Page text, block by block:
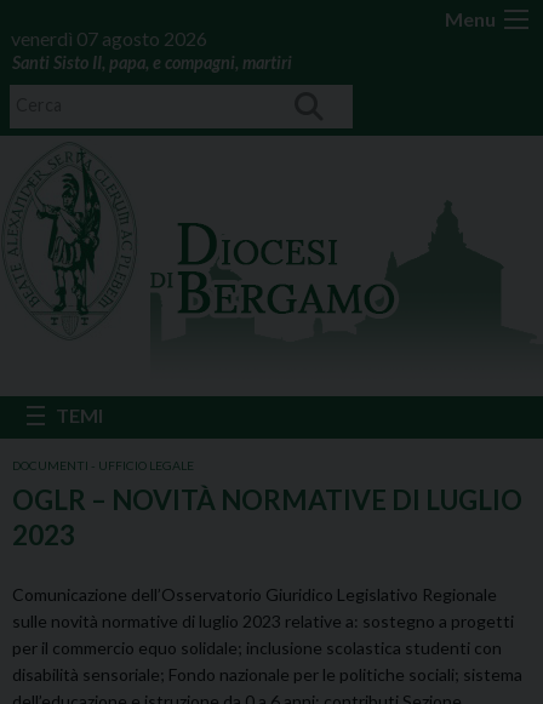
Menu
venerdì 07 agosto 2026
Santi Sisto II, papa, e compagni, martiri
DOCUMENTI - UFFICIO LEGALE
OGLR – NOVITÀ NORMATIVE DI LUGLIO
2023
Comunicazione dell’Osservatorio Giuridico Legislativo Regionale
sulle novità normative di luglio 2023 relative a: sostegno a progetti
per il commercio equo solidale; inclusione scolastica studenti con
disabilità sensoriale; Fondo nazionale per le politiche sociali; sistema